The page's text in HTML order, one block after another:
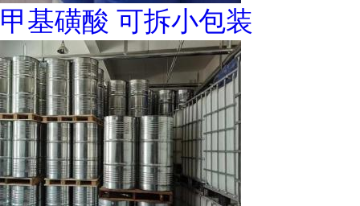
甲基磺酸 可拆小包装